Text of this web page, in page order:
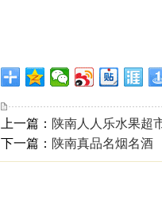
上一篇： 陕南人人乐水果超
下一篇： 陕南真品名烟名酒